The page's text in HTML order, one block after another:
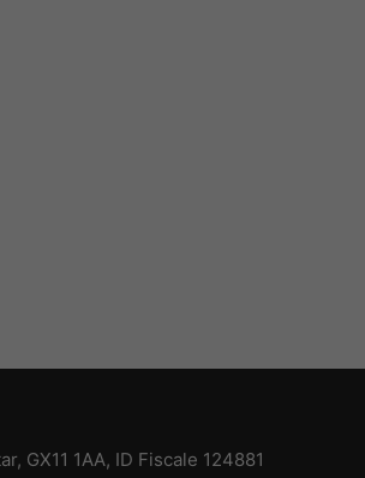
GX11 1AA, ID Fiscale 124881